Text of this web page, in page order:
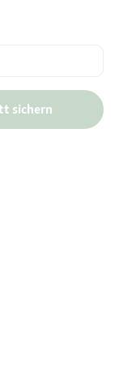
sichern